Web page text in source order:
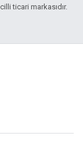
ticari markasıdır.